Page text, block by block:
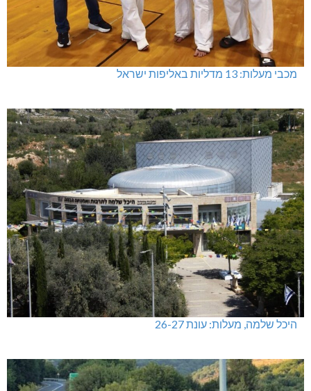
מכבי מעלות: 13 מדליות באליפות ישראל
היכל שלמה, מעלות: עונת 26-27